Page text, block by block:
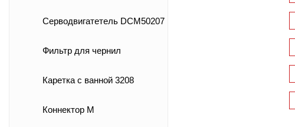
Серводвигатетель DCM50207
Фильтр для чернил
Каретка с ванной 3208
Коннектор M